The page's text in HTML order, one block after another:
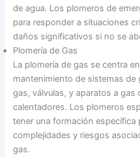
de agua. Los plomeros de
para responder a situaciones
daños significativos si no se
Plomería de Gas
La plomería de gas se centra
mantenimiento de sistemas de
gas, válvulas, y aparatos a gas
calentadores. Los plomeros
tener una formación específica
complejidades y riesgos
gas.